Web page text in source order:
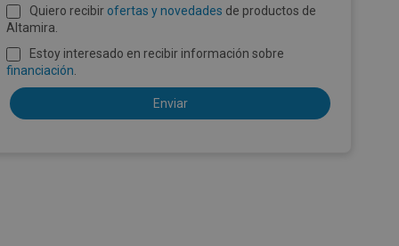
Quiero recibir ofertas y novedades de productos de
Altamira.
Estoy interesado en recibir información sobre
financiación.